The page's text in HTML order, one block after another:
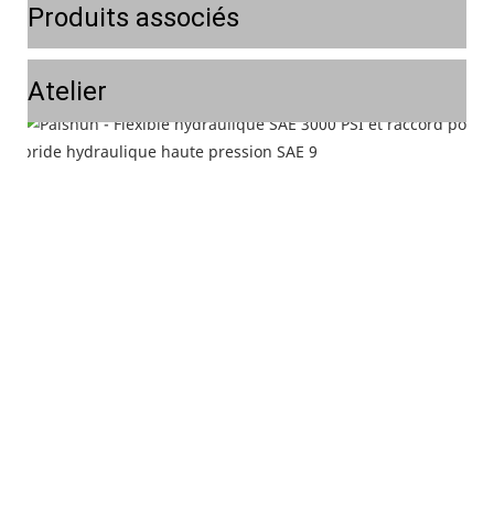
Produits associés
Atelier